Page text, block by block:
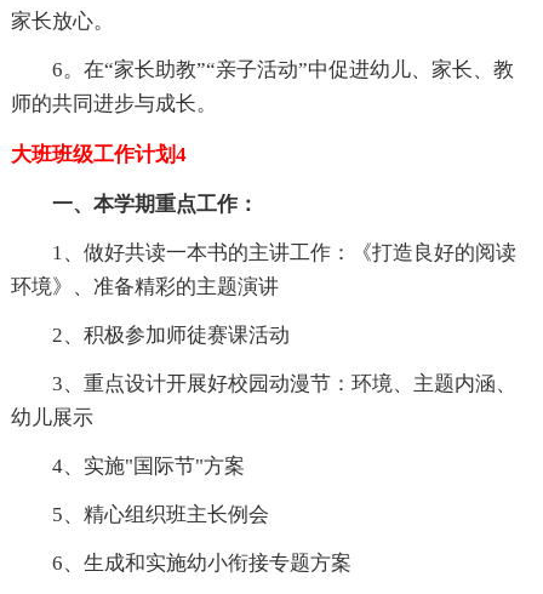
家长放心。
6。在“家长助教”“亲子活动”中促进幼儿、家长、教
师的共同进步与成长。
大班班级工作计划4
一、本学期重点工作：
1、做好共读一本书的主讲工作：《打造良好的阅读
环境》、准备精彩的主题演讲
2、积极参加师徒赛课活动
3、重点设计开展好校园动漫节：环境、主题内涵、
幼儿展示
4、实施"国际节"方案
5、精心组织班主长例会
6、生成和实施幼小衔接专题方案